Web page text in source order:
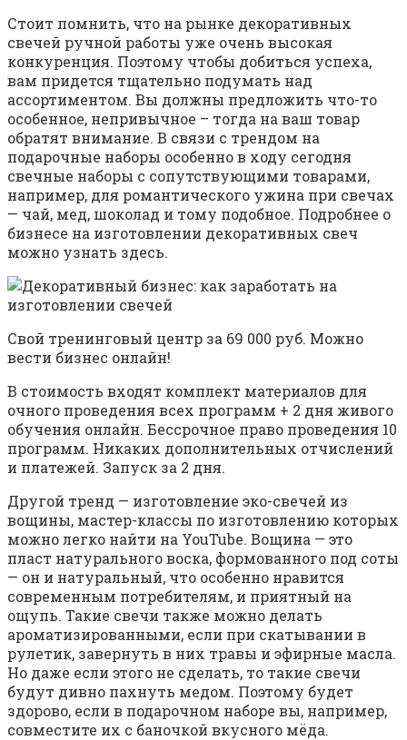
Стоит помнить, что на рынке декоративных
свечей ручной работы уже очень высокая
конкуренция. Поэтому чтобы добиться успеха,
вам придется тщательно подумать над
ассортиментом. Вы должны предложить что-то
особенное, непривычное – тогда на ваш товар
обратят внимание. В связи с трендом на
подарочные наборы особенно в ходу сегодня
свечные наборы с сопутствующими товарами,
например, для романтического ужина при свечах
— чай, мед, шоколад и тому подобное. Подробнее о
бизнесе на изготовлении декоративных свеч
можно узнать здесь.
Свой тренинговый центр за 69 000 руб. Можно
вести бизнес онлайн!
В стоимость входят комплект материалов для
очного проведения всех программ + 2 дня живого
обучения онлайн. Бессрочное право проведения 10
программ. Никаких дополнительных отчислений
и платежей. Запуск за 2 дня.
Другой тренд — изготовление эко-свечей из
вощины, мастер-классы по изготовлению которых
можно легко найти на YouTube. Вощина — это
пласт натурального воска, формованного под соты
— он и натуральный, что особенно нравится
современным потребителям, и приятный на
ощупь. Такие свечи также можно делать
ароматизированными, если при скатывании в
рулетик, завернуть в них травы и эфирные масла.
Но даже если этого не сделать, то такие свечи
будут дивно пахнуть медом. Поэтому будет
здорово, если в подарочном наборе вы, например,
совместите их с баночкой вкусного мёда.